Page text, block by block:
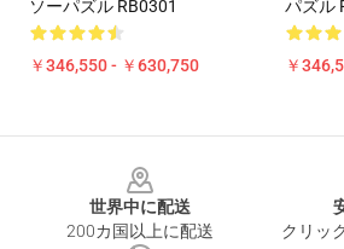
ソーパズル RB0301
￥346,550 - ￥630,750
パズル
￥
世界中に配送
200カ国以上に配送
クリッ